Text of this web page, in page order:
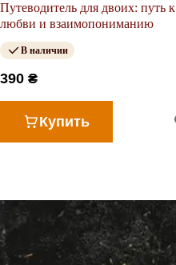
Путеводитель для двоих: путь к
любви и взаимопониманию
В наличии
390 ₴
Купить